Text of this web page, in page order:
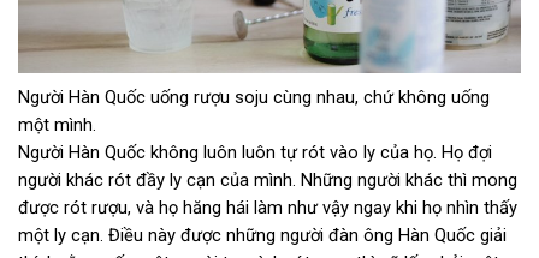
Người Hàn Quốc uống rượu soju cùng nhau, chứ không uống
một mình.
Người Hàn Quốc không luôn luôn tự rót vào ly của họ. Họ đợi
người khác rót đầy ly cạn của mình. Những người khác thì mong
được rót rượu, và họ hăng hái làm như vậy ngay khi họ nhìn thấy
một ly cạn. Điều này được những người đàn ông Hàn Quốc giải